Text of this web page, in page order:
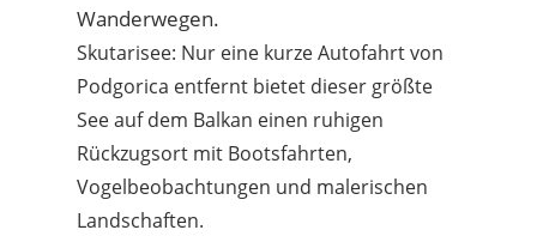
Wanderwegen.
Skutarisee: Nur eine kurze Autofahrt von
Podgorica entfernt bietet dieser größte
See auf dem Balkan einen ruhigen
Rückzugsort mit Bootsfahrten,
Vogelbeobachtungen und malerischen
Landschaften.